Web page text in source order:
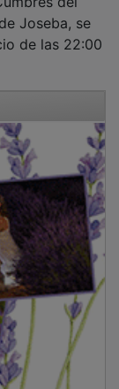
Joseba, se
de las 22:00